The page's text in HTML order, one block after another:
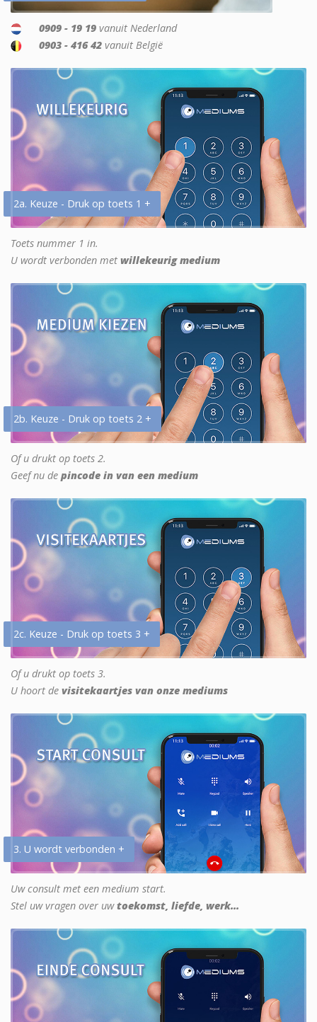
0909 - 19 19 vanuit Nederland
0903 - 416 42 vanuit België
2a. Keuze - Druk op toets 1 +
Toets nummer 1 in.
U wordt verbonden met willekeurig medium
2b. Keuze - Druk op toets 2 +
Of u drukt op toets 2.
Geef nu de pincode in van een medium
2c. Keuze - Druk op toets 3 +
Of u drukt op toets 3.
U hoort de visitekaartjes van onze mediums
3. U wordt verbonden +
Uw consult met een medium start.
Stel uw vragen over uwtoekomst, liefde, werk...